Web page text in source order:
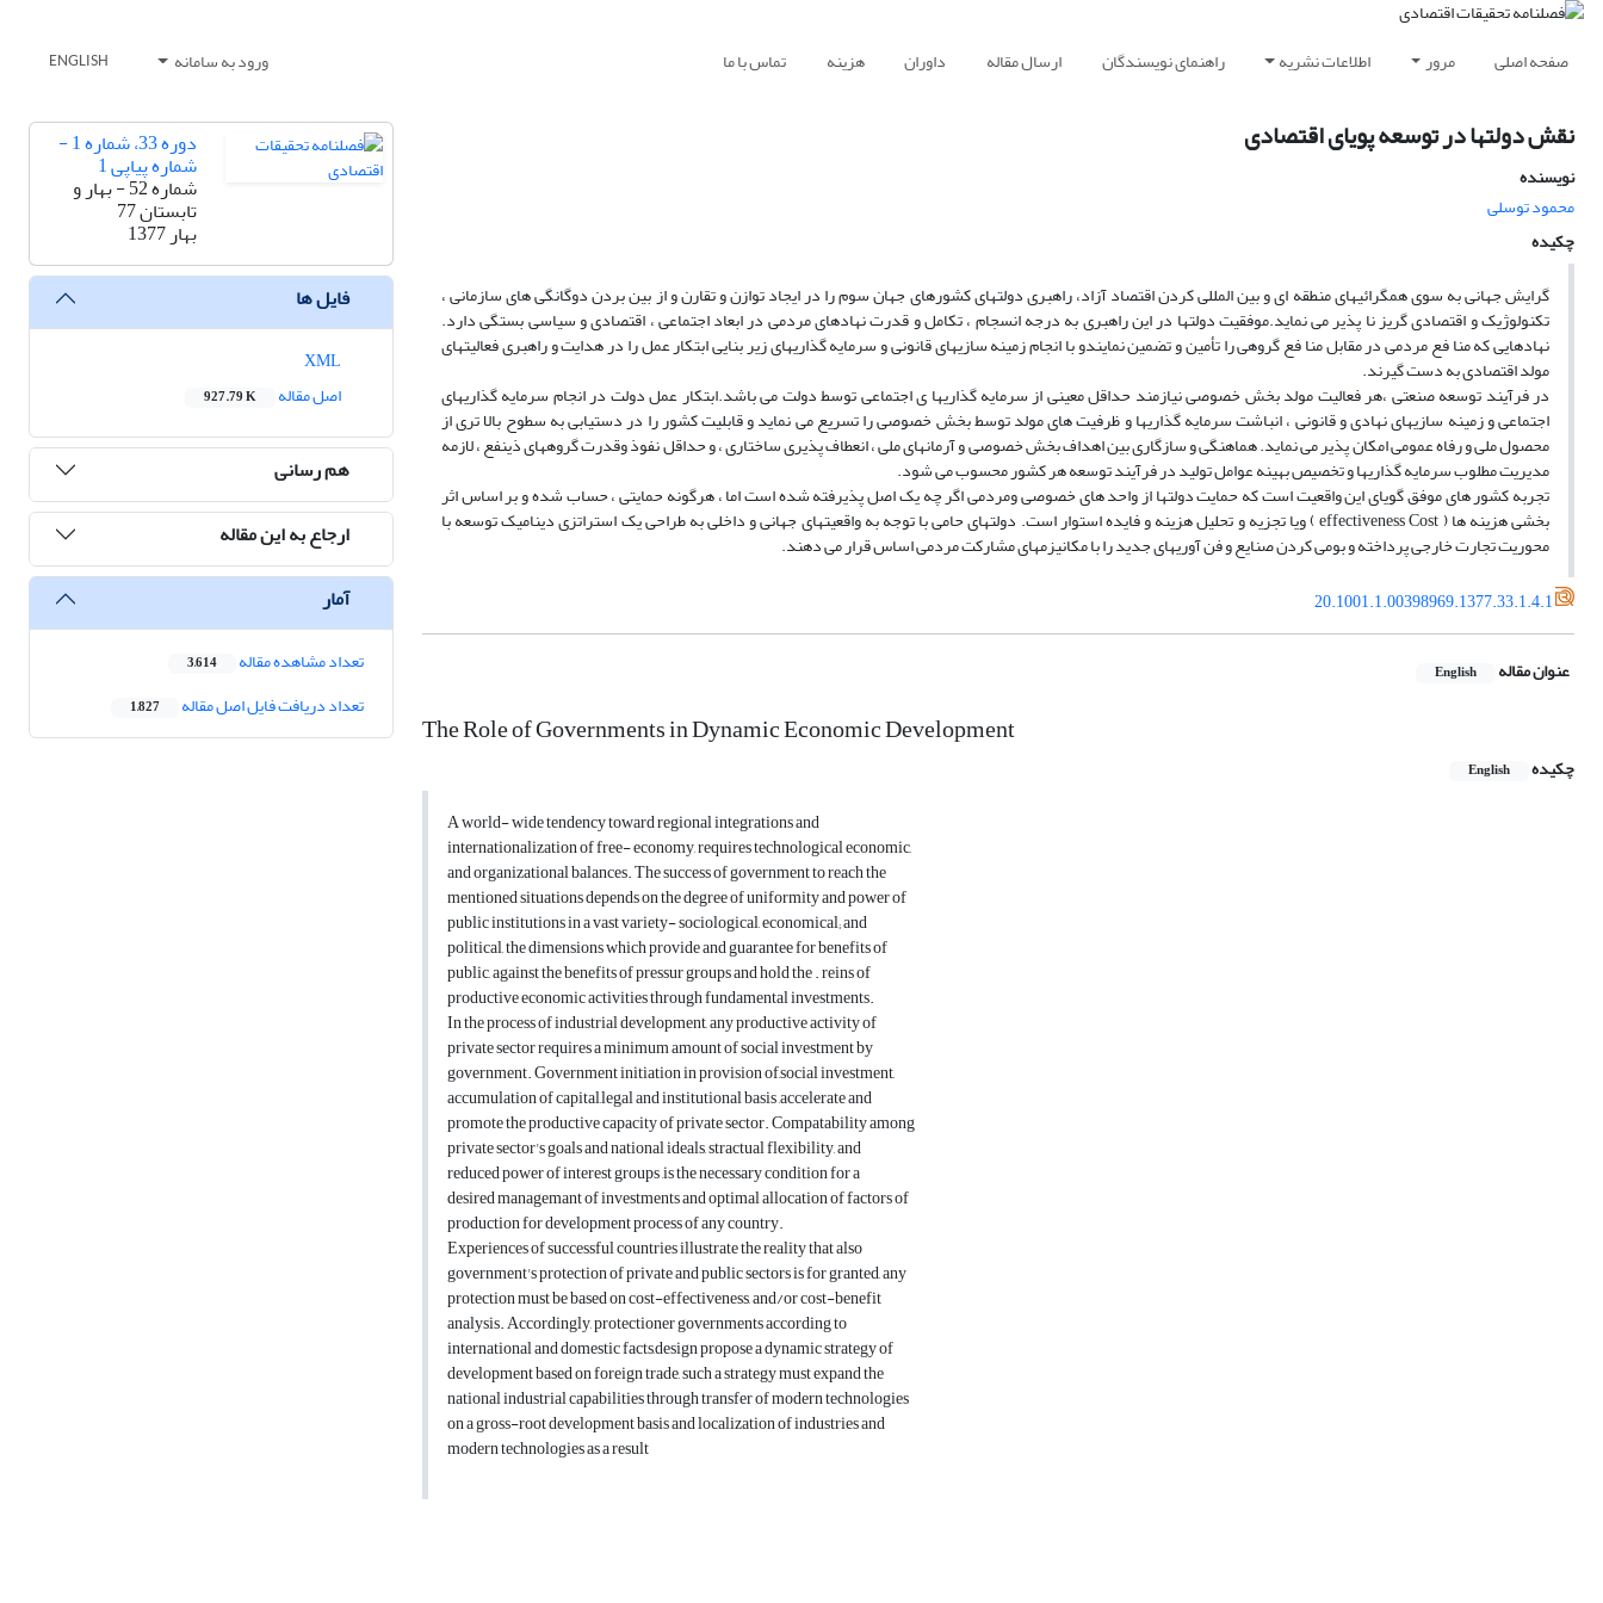
صفحه اصلی مرور اطلاعات نشریه راهنمای نویسندگان ارسال مقاله داوران هزینه تماس با ما ورود به سامانه ENGLISH
نقش دولتها در توسعه پویای اقتصادی
نویسنده
محمود توسلی
چکیده
گرایش جهانی به سوی همگرائیهای منطقه ای و بین المللی کردن اقتصاد آزاد، راهبری دولتهای کشورهای جهان سوم را در ایجاد توازن و تقارن و از بین بردن دوگانگی های سازمانی ،
تکنولوژیک و اقتصادی گریز نا پذیر می نماید.موفقیت دولتها در این راهبری به درجه انسجام ، تکامل و قدرت نهادهای مردمی در ابعاد اجتماعی ، اقتصادی و سیاسی بستگی دارد.
نهادهایی که منا فع مردمی در مقابل منا فع گروهی را تأمین و تضمین نمایندو با انجام زمینه سازیهای قانونی و سرمایه گذاریهای زیر بنایی ابتکار عمل را در هدایت و راهبری فعالیتهای
مولد اقتصادی به دست گیرند.
در فرآیند توسعه صنعتی ،هر فعالیت مولد بخش خصوصی نیازمند حداقل معینی از سرمایه گذاریها ی اجتماعی توسط دولت می باشد.ابتکار عمل دولت در انجام سرمایه گذاریهای
اجتماعی و زمینه سازیهای نهادی و قانونی ، انباشت سرمایه گذاریها و ظرفیت های مولد توسط بخش خصوصی را تسریع می نماید و قابلیت کشور را در دستیابی به سطوح بالا تری از
محصول ملی و رفاه عمومی امکان پذیر می نماید. هماهنگی و سازگاری بین اهداف بخش خصوصی و آرمانهای ملی ، انعطاف پذیری ساختاری ، و حداقل نفوذ وقدرت گروههای ذینفع ، لازمه
مدیریت مطلوب سرمایه گذاریها و تخصیص بهینه عوامل تولید در فرآیند توسعه هر کشور محسوب می شود.
تجربه کشور های موفق گویای این واقعیت است که حمایت دولتها از واحد های خصوصی ومردمی اگر چه یک اصل پذیرفته شده است اما ، هرگونه حمایتی ، حساب شده و بر اساس اثر
بخشی هزینه ها ( effectiveness Cost ) ویا تجزیه و تحلیل هزینه و فایده استوار است. دولتهای حامی با توجه به واقعیتهای جهانی و داخلی به طراحی یک استراتزی دینامیک توسعه با
محوریت تجارت خارجی پرداخته و بومی کردن صنایع و فن آوریهای جدید را با مکانیزمهای مشارکت مردمی اساس قرار می دهند.
20.1001.1.00398969.1377.33.1.4.1
عنوان مقاله English
The Role of Governments in Dynamic Economic Development
چکیده English
A world- wide tendency toward regional integrations and
internationalization of free- economy, requires technological economic,
and organizational balances. The success of government to reach the
mentioned situations depends on the degree of uniformity and power of
public institutions in a vast variety- sociological, economical; and
political, the dimensions which provide and guarantee for benefits of
public, against the benefits of pressur groups and hold the . reins of
productive economic activities through fundamental investments.
In the process of industrial development, any productive activity of
private sector requires a minimum amount of social investment by
government. Government initiation in provision of,social investment,
accumulation of capital,legal and institutional basis ,accelerate and
promote the productive capacity of private sector. Compatability among
private sector's goals and national ideals, stractual flexibility, and
reduced power of interest groups ,is the necessary condition for a
desired managemant of investments and optimal allocation of factors of
production for development process of any country.
Experiences of successful countries illustrate the reality that also
government's protection of private and public sectors is for granted, any
protection must be based on cost-effectiveness, and/or cost-benefit
analysis. Accordingly, protectioner governments according to
international and domestic facts,design propose a dynamic strategy of
development based on foreign trade, such a strategy must expand the
national industrial capabilities through transfer of modern technologies
on a gross-root development basis and localization of industries and
modern technologies as a result
دوره 33، شماره 1 -
شماره پیاپی 1
شماره 52 - بهار و
تابستان 77
بهار 1377
فایل ها
اصل مقاله
927.79 K
هم رسانی
ارجاع به این مقاله
آمار
تعداد مشاهده مقاله 3,614
تعداد دریافت فایل اصل مقاله 1,827